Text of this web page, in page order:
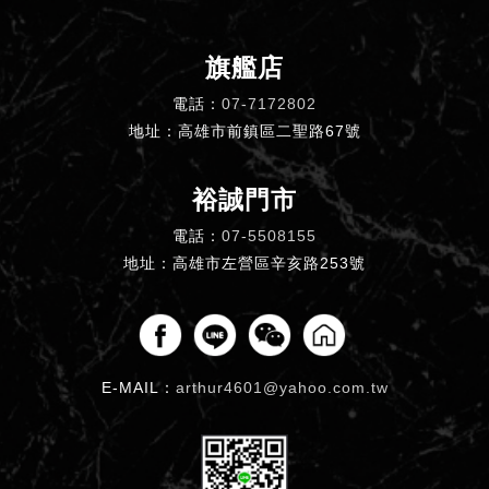
旗艦店
電話： 07-7172802
地址：高雄市前鎮區二聖路67號
裕誠門市
電話： 07-5508155
地址：高雄市左營區辛亥路253號
E-MAIL： arthur4601@yahoo.com.tw